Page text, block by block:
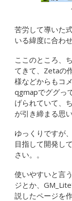
苦労して導いた
いる緯度に合わ
ここのところ、
てきて、Zetaの
様などからもコ
qgmapでググっ
げられていて、
が引き締まる思い
ゆっくりですが
目指して開発し
さい。。
使いやすいと言
ジとか、
説したページを